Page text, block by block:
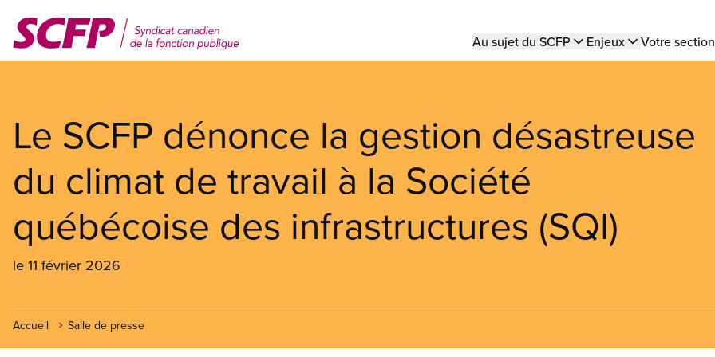
contenu
Main
Au sujet du SCFP Enjeux Votre
Le SCFP dénonce la gestion désastreuse
du climat de travail à la Société
québécoise des infrastructures (SQI)
le 11 février 2026
Accueil Salle de presse